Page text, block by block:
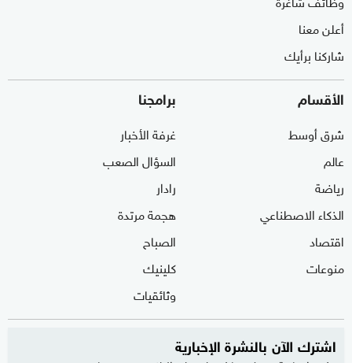
أعلن معنا
شاركنا برأيك
الأقسام
شرق أوسط
عالم
رياضة
الذكاء الاصطناعي
اقتصاد
منوعات
برامجنا
غرفة الأخبار
السؤال الصعب
رادار
هجمة مرتدة
الصباح
كلينيك
وثائقيات
اشترك الآن بالنشرة الإخبارية